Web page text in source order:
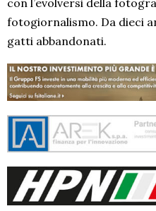
con l’evolversi della
fotogiornalismo. Da dieci
gatti abbandonati.